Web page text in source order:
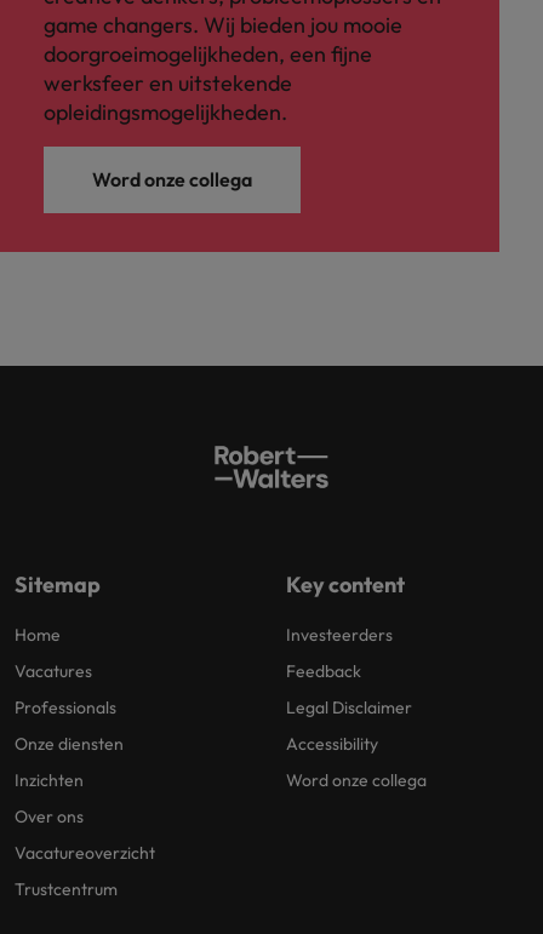
game changers. Wij bieden jou mooie
doorgroeimogelijkheden, een fijne
werksfeer en uitstekende
opleidingsmogelijkheden.
Word onze collega
Sitemap
Home
Vacatures
Professionals
Onze diensten
Inzichten
Over ons
Vacatureoverzicht
Trustcentrum
Key content
Investeerders
Feedback
Legal Disclaimer
Accessibility
Word onze collega